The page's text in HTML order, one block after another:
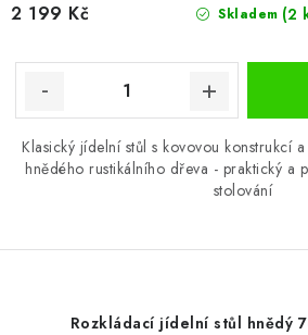
Skladem (2
2 199 Kč
Klasický jídelní stůl s kovovou konstrukcí
hnědého rustikálního dřeva - praktický a
stolování
Rozkládací jídelní stůl hnědý